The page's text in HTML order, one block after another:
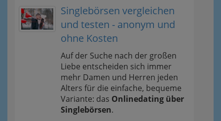
Singlebörsen vergleichen
und testen - anonym und
ohne Kosten
Auf der Suche nach der großen
Liebe entscheiden sich immer
mehr Damen und Herren jeden
Alters für die einfache, bequeme
Variante: das Onlinedating über
Singlebörsen.